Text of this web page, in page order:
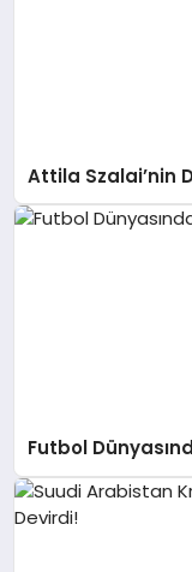
Attila Szalai’nin
Futbol